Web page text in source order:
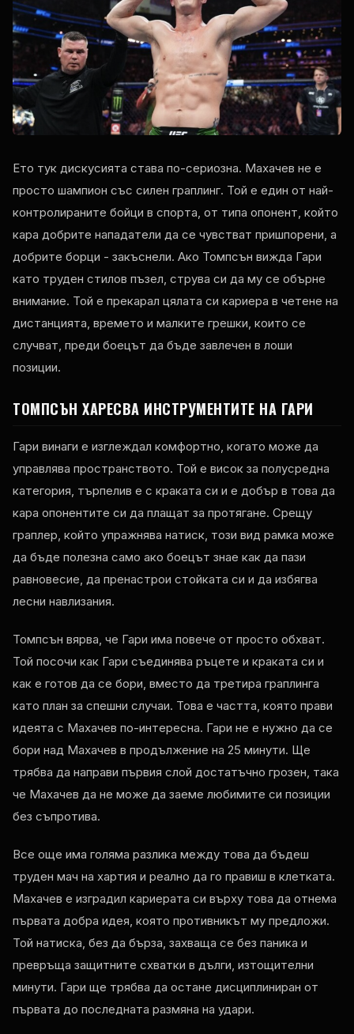
Ето тук дискусията става по-сериозна. Махачев не е
просто шампион със силен граплинг. Той е един от най-
контролираните бойци в спорта, от типа опонент, който
кара добрите нападатели да се чувстват пришпорени, а
добрите борци - закъснели. Ако Томпсън вижда Гари
като труден стилов пъзел, струва си да му се обърне
внимание. Той е прекарал цялата си кариера в четене на
дистанцията, времето и малките грешки, които се
случват, преди боецът да бъде завлечен в лоши
позиции.
ТОМПСЪН ХАРЕСВА ИНСТРУМЕНТИТЕ НА ГАРИ
Гари винаги е изглеждал комфортно, когато може да
управлява пространството. Той е висок за полусредна
категория, търпелив е с краката си и е добър в това да
кара опонентите си да плащат за протягане. Срещу
граплер, който упражнява натиск, този вид рамка може
да бъде полезна само ако боецът знае как да пази
равновесие, да пренастрои стойката си и да избягва
лесни навлизания.
Томпсън вярва, че Гари има повече от просто обхват.
Той посочи как Гари съединява ръцете и краката си и
как е готов да се бори, вместо да третира граплинга
като план за спешни случаи. Това е частта, която прави
идеята с Махачев по-интересна. Гари не е нужно да се
бори над Махачев в продължение на 25 минути. Ще
трябва да направи първия слой достатъчно грозен, така
че Махачев да не може да заеме любимите си позиции
без съпротива.
Все още има голяма разлика между това да бъдеш
труден мач на хартия и реално да го правиш в клетката.
Махачев е изградил кариерата си върху това да отнема
първата добра идея, която противникът му предложи.
Той натиска, без да бърза, захваща се без паника и
превръща защитните схватки в дълги, изтощителни
минути. Гари ще трябва да остане дисциплиниран от
първата до последната размяна на удари.